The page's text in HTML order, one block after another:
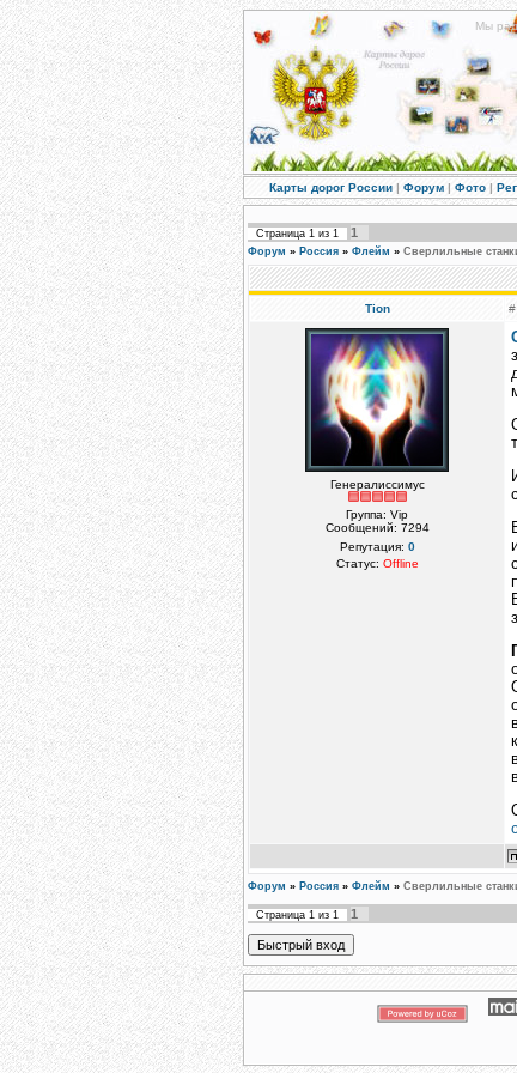
Мы
Карты дорог России | Форум | Фото |
Страница 1 из 1 1
Форум » Россия » Флейм » Сверлильные
Tion #
Генералиссимус
Группа: Vip
Сообщений: 7294
Репутация: 0
Статус: Offline
Форум » Россия » Флейм » Сверлильные
Страница 1 из 1
1